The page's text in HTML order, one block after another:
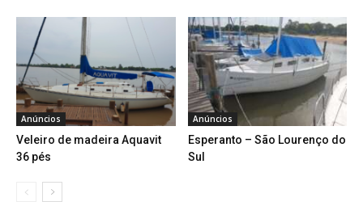
Anúncios
Veleiro de madeira Aquavit
36 pés
Anúncios
Esperanto – São Lourenço do
Sul